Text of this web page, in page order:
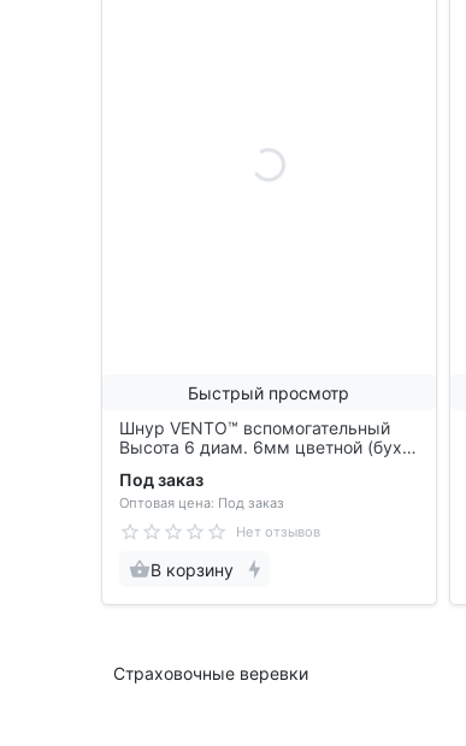
Быстрый просмотр
Шнур VENTO™ вспомогательный
Высота 6 диам. 6мм цветной (бухта
Под заказ
Оптовая цена: Под заказ
Нет отзывов
В корзину
Страховочные веревки